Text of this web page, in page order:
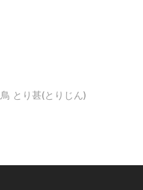
とり甚(とりじん)